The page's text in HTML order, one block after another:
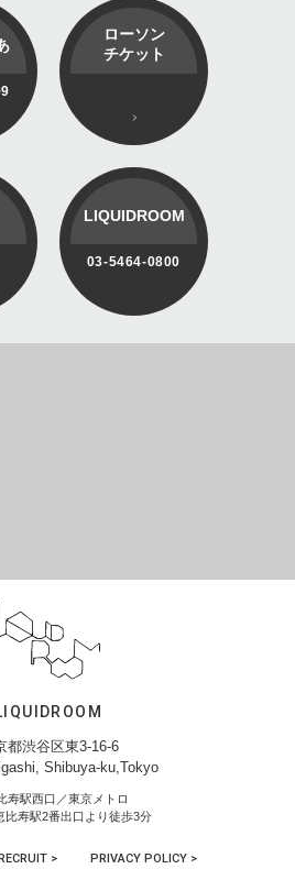
ローソン
チケット
LIQUIDROOM
03-5464-0800
都渋谷区東3-16-6
Shibuya-ku,Tokyo
寿駅西口／東京メトロ
比寿駅2番出口より徒歩3分
> PRIVACY POLICY >